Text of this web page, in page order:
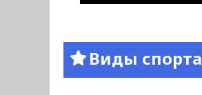
Виды спорта